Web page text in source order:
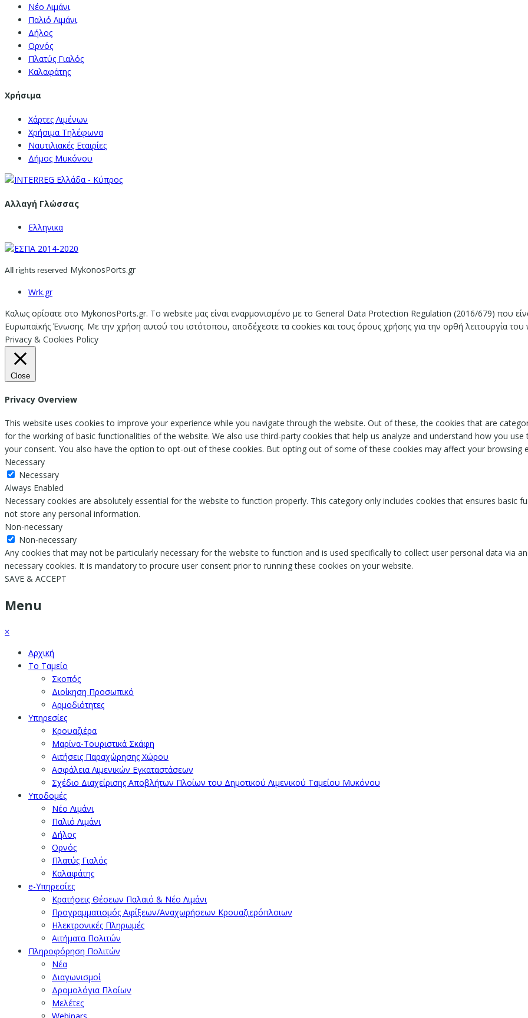
Νέο Λιμάνι
Παλιό Λιμάνι
Δήλος
Ορνός
Πλατύς Γιαλός
Καλαφάτης
Χρήσιμα
Χάρτες Λιμένων
Χρήσιμα Τηλέφωνα
Ναυτιλιακές Εταιρίες
Δήμος Μυκόνου
Αλλαγή Γλώσσας
Ελληνικα
All rights reserved MykonosPorts.gr
Wrk.gr
Καλως ορίσατε στο MykonosPorts.gr. Το website μας είναι εναρμονισμένο με το General Data Protection Regulation (2016/679) που
Ευρωπαϊκής Ένωσης. Με την χρήση αυτού του ιστότοπου, αποδέχεστε τα cookies και τους όρους χρήσης για την ορθή λειτουργία του
Privacy & Cookies Policy
Close
Privacy Overview
This website uses cookies to improve your experience while you navigate through the website. Out of these, the cookies that are
for the working of basic functionalities of the website. We also use third-party cookies that help us analyze and understand how you
your consent. You also have the option to opt-out of these cookies. But opting out of some of these cookies may affect your browsing
Necessary
Necessary
Always Enabled
Necessary cookies are absolutely essential for the website to function properly. This category only includes cookies that ensures basic
not store any personal information.
Non-necessary
Non-necessary
Any cookies that may not be particularly necessary for the website to function and is used specifically to collect user personal data via
necessary cookies. It is mandatory to procure user consent prior to running these cookies on your website.
SAVE & ACCEPT
Menu
×
Αρχική
Το Ταμείο
Σκοπός
Διοίκηση Προσωπικό
Αρμοδιότητες
Υπηρεσίες
Κρουαζιέρα
Μαρίνα-Τουριστικά Σκάφη
Αιτήσεις Παραχώρησης Χώρου
Ασφάλεια Λιμενικών Εγκαταστάσεων
Σχέδιο Διαχείρισης Αποβλήτων Πλοίων του Δημοτικού Λιμενικού Ταμείου Μυκόνου
Υποδομές
Νέο Λιμάνι
Παλιό Λιμάνι
Δήλος
Ορνός
Πλατύς Γιαλός
Καλαφάτης
e-Υπηρεσίες
Κρατήσεις Θέσεων Παλαιό & Νέο Λιμάνι
Προγραμματισμός Αφίξεων/Αναχωρήσεων Κρουαζιερόπλοιων
Ηλεκτρονικές Πληρωμές
Αιτήματα Πολιτών
Πληροφόρηση Πολιτών
Νέα
Διαγωνισμοί
Δρομολόγια Πλοίων
Μελέτες